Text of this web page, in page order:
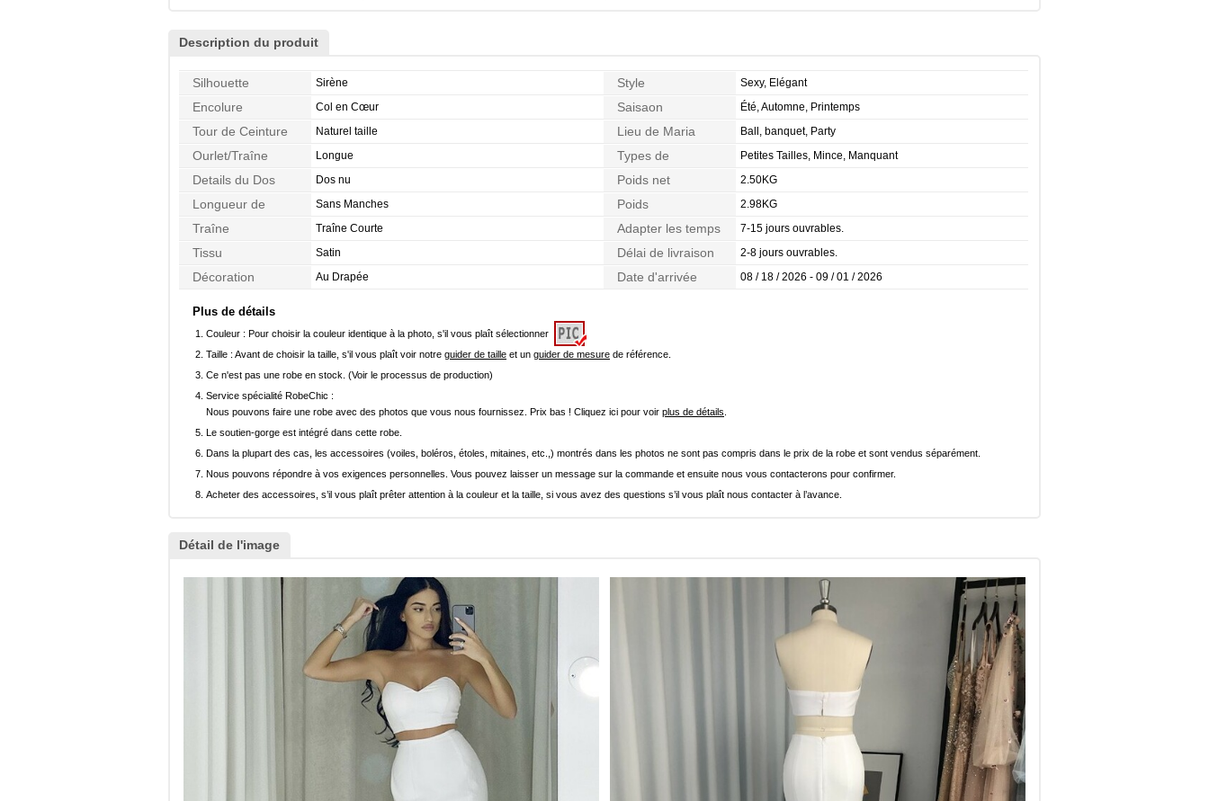
Description du produit
Silhouette Sirène Style Sexy, Elégant
Encolure Col en Cœur Saisaon Été, Automne, Printemps
Tour de Ceinture Naturel taille Lieu de Maria Ball, banquet, Party
Ourlet/Traîne Longue
Types de
Morphologie
Petites Tailles, Mince, Manquant
Details du Dos Dos nu Poids net 2.50KG
Longueur de
Manches
Sans Manches Poids 2.98KG
Traîne Traîne Courte Adapter les temps 7-15 jours ouvrables.
Tissu Satin Délai de livraison 2-8 jours ouvrables.
Décoration Au Drapée Date d'arrivée 08 / 18 / 2026 - 09 / 01 / 2026
Plus de détails
Couleur : Pour choisir la couleur identique à la photo, s'il vous plaît sélectionner
Taille : Avant de choisir la taille, s'il vous plaît voir notre guider de taille et un guider de mesure de référence.
Ce n'est pas une robe en stock. (Voir le processus de production)
Service spécialité RobeChic :
Nous pouvons faire une robe avec des photos que vous nous fournissez. Prix bas ! Cliquez ici pour voir plus de détails
Le soutien-gorge est intégré dans cette robe.
Dans la plupart des cas, les accessoires (voiles, boléros, étoles, mitaines, etc.,) montrés dans les photos ne sont pas compris dans le prix de la robe et sont vendus séparément.
Nous pouvons répondre à vos exigences personnelles. Vous pouvez laisser un message sur la commande et ensuite nous vous contacterons pour confirmer.
Acheter des accessoires, s’il vous plaît prêter attention à la couleur et la taille, si vous avez des questions s’il vous plaît nous contacter à l’avance.
Détail de l'image